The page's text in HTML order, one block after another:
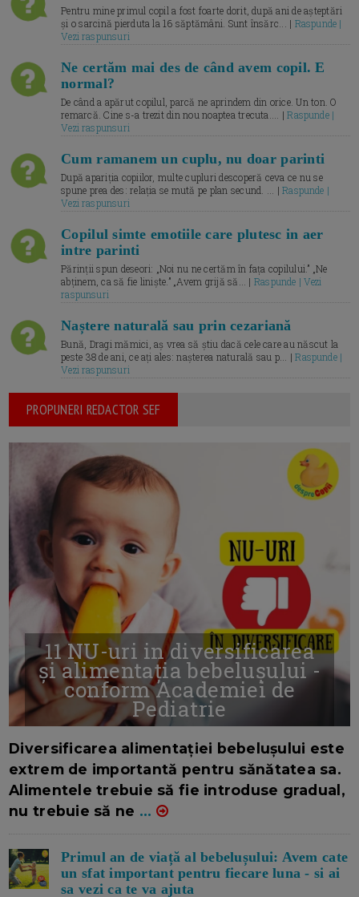
Pentru mine primul copil a fost foarte dorit, după ani de așteptări
și o sarcină pierduta la 16 săptămâni. Sunt însărc... | Raspunde |
Vezi raspunsuri
Ne certăm mai des de când avem copil. E
normal?
De când a apărut copilul, parcă ne aprindem din orice. Un ton. O
remarcă. Cine s-a trezit din nou noaptea trecuta.... |Raspunde |
Vezi raspunsuri
Cum ramanem un cuplu, nu doar parinti
După apariția copiilor, multe cupluri descoperă ceva ce nu se
spune prea des: relația se mută pe plan secund. ... |Raspunde |
Vezi raspunsuri
Copilul simte emotiile care plutesc in aer
intre parinti
Părinții spun deseori: „Noi nu ne certăm în fața copilului.” „Ne
abținem, ca să fie liniște.” „Avem grijă să... | Raspunde | Vezi
raspunsuri
Naștere naturală sau prin cezariană
Bună, Dragi mămici, aș vrea să știu dacă cele care au născut la
peste 38 de ani, ce ați ales: nașterea naturală sau p... |Raspunde |
Vezi raspunsuri
PROPUNERI REDACTOR SEF
11 NU-uri in diversificarea
și alimentația bebelușului -
conform Academiei de
Pediatrie
Diversificarea alimentației bebelușului este
extrem de importantă pentru sănătatea sa.
Alimentele trebuie să fie introduse gradual,
nu trebuie să ne ...
Primul an de viață al bebelușului: Avem cate
un sfat important pentru fiecare luna - si ai
sa vezi ca te va ajuta